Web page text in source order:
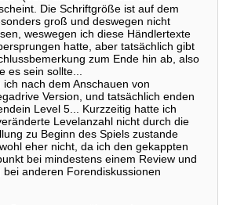
Die Schriftgröße ist auf dem
groß und deswegen nicht
weswegen ich diese Händlertexte
hatte, aber tatsächlich gibt
zum Ende hin ab, also
es sein sollte...
nach dem Anschauen von
Version, und tatsächlich enden
Level 5... Kurzzeitig hatte ich
Levelanzahl nicht durch die
zu Beginn des Spiels zustande
eher nicht, da ich den gekappten
bei mindestens einem Review und
anderen Forendiskussionen